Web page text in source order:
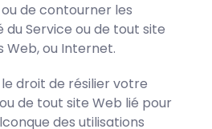
de contourner les
Service ou de tout site
Web, ou Internet.
droit de résilier votre
de tout site Web lié pour
des utilisations